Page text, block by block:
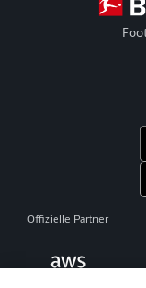
Offizielle Partner